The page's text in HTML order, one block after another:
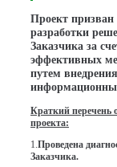
Проект призван
разработки
Заказчика за
эффективных
путем
Краткий перечень
проекта:
1.Проведена
Заказчика.